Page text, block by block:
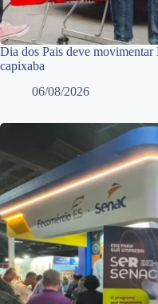
Dia dos Pais deve
capixaba
06/08/2026